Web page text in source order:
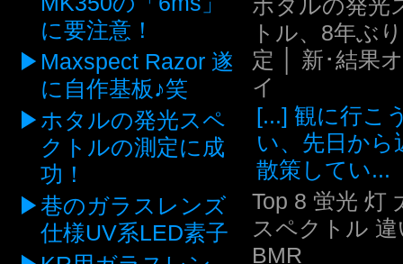
に要注意！
Maxspect Razor 遂
に自作基板♪笑
ホタルの発光スペ
クトルの測定に成
功！
巷のガラスレンズ
仕様UV系LED素子
ホタルの発光
トル、8年ぶ
定 │ 新･結果
イ
[...] 観に行こ
い、先日から
散策してい...
Top 8 蛍光 灯
スペクトル 違
BMR